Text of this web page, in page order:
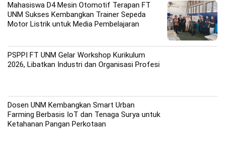
Mahasiswa D4 Mesin Otomotif Terapan FT
UNM Sukses Kembangkan Trainer Sepeda
Motor Listrik untuk Media Pembelajaran
PSPPI FT UNM Gelar Workshop Kurikulum
2026, Libatkan Industri dan Organisasi Profesi
Dosen UNM Kembangkan Smart Urban
Farming Berbasis IoT dan Tenaga Surya untuk
Ketahanan Pangan Perkotaan